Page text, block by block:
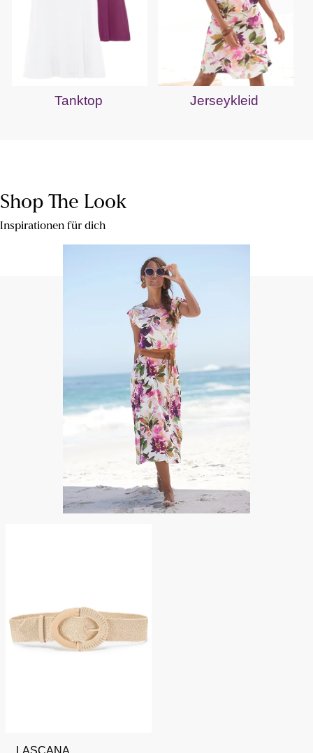
Tanktop Jerseykleid
Shop The Look
Inspirationen für dich